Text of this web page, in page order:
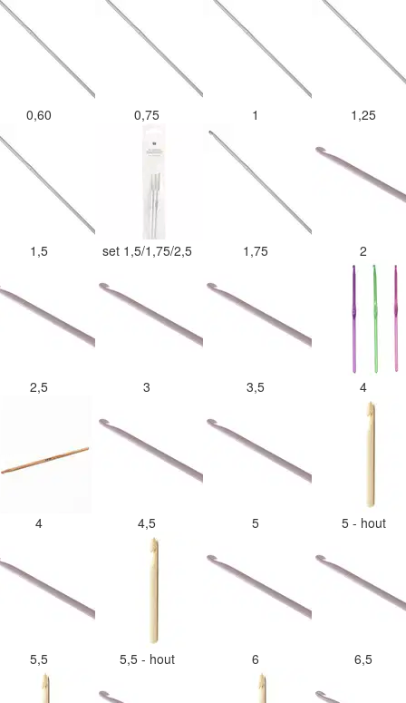
0,60 0,75 1 1,25
1,5 set 1,5/1,75/2,5 1,75 2
2,5 3 3,5 4
4 4,5 5 5 - hout
5,5 5,5 - hout 6 6,5